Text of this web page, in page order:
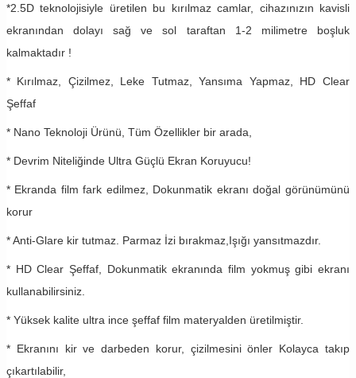
*2.5D teknolojisiyle üretilen bu kırılmaz camlar, cihazınızın kavisli
ekranından dolayı sağ ve sol taraftan 1-2 milimetre boşluk
kalmaktadır !
* Kırılmaz, Çizilmez, Leke Tutmaz, Yansıma Yapmaz, HD Clear
Şeffaf
* Nano Teknoloji Ürünü, Tüm Özellikler bir arada,
* Devrim Niteliğinde Ultra Güçlü Ekran Koruyucu!
* Ekranda film fark edilmez, Dokunmatik ekranı doğal görünümünü
korur
* Anti-Glare kir tutmaz. Parmaz İzi bırakmaz,Işığı yansıtmazdır.
* HD Clear Şeffaf, Dokunmatik ekranında film yokmuş gibi ekranı
kullanabilirsiniz.
* Yüksek kalite ultra ince şeffaf film materyalden üretilmiştir.
* Ekranını kir ve darbeden korur, çizilmesini önler Kolayca takıp
çıkartılabilir,